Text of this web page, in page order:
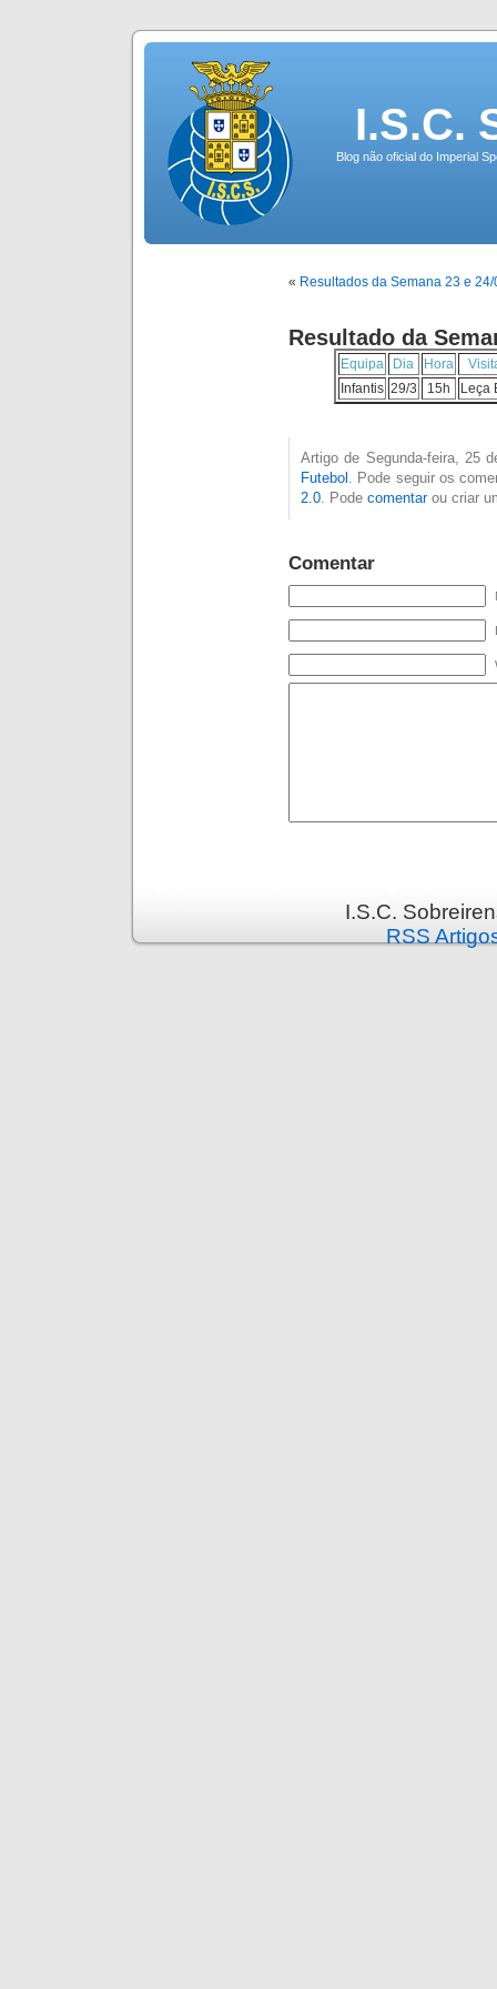
I.S.C.
Blog não oficial do Imperial
« Resultados da Semana 23 e 24/
Resultado da
Equipa Dia Hora
Infantis 29/3 15h Leça
Artigo de Segunda-feira, 25
Futebol . Pode seguir os
2.0. Pode comentarou criar
Comentar
I.S.C.
RSS